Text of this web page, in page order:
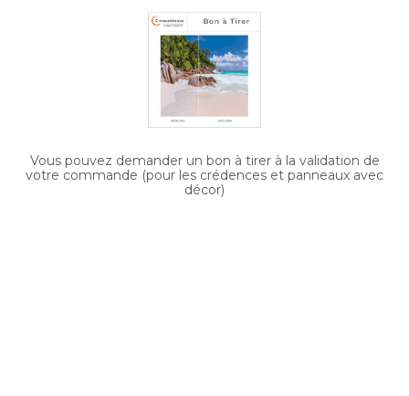
Vous pouvez demander un bon à tirer à la validation de
votre commande (pour les crédences et panneaux avec
décor)